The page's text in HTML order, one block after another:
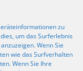
zu
um das Surferlebnis
Wenn Sie
wie das Surfverhalten
Wenn Sie Ihre